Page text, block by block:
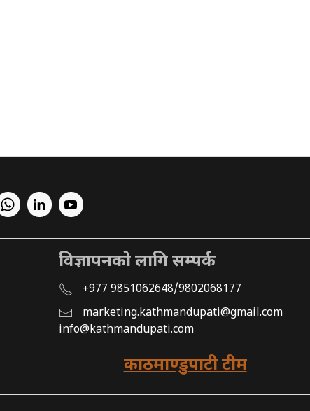
विज्ञापनको लागि सम्पर्क
+977 9851062648/9802068177
marketing.kathmandupati@gmail.com
info@kathmandupati.com
काठमाण्डुपाटी टीम